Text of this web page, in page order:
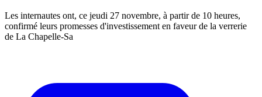
Les internautes ont, ce jeudi 27 novembre, à partir de 10 heures,
confirmé leurs promesses d'investissement en faveur de la verrerie
de La Chapelle-Sa